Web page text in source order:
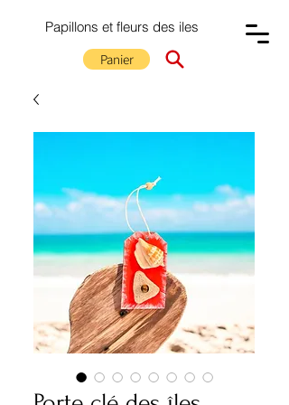
Papillons et fleurs des iles
Panier